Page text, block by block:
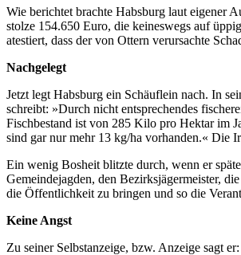
Wie berichtet brachte Habsburg laut eigener
stolze 154.650 Euro, die keineswegs auf
atestiert, dass der von Ottern verursachte
Nachgelegt
Jetzt legt Habsburg ein Schäuflein nach. In
schreibt: »Durch nicht entsprechendes
Fischbestand ist von 285 Kilo pro Hektar im
sind gar nur mehr 13 kg/ha vorhanden.« Die
Ein wenig Bosheit blitzte durch, wenn er
Gemeindejagden, den Bezirksjägermeister,
die Öffentlichkeit zu bringen und so die
Keine Angst
Zu seiner Selbstanzeige, bzw. Anzeige sagt